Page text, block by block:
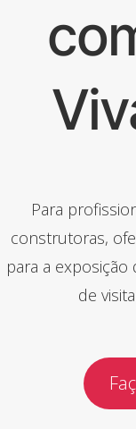
Para
construtoras,
para a
de